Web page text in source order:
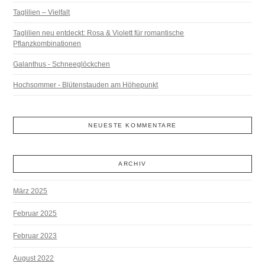
Taglilien – Vielfalt
Taglilien neu entdeckt: Rosa & Violett für romantische
Pflanzkombinationen
Galanthus - Schneeglöckchen
Hochsommer - Blütenstauden am Höhepunkt
NEUESTE KOMMENTARE
ARCHIV
März 2025
Februar 2025
Februar 2023
August 2022